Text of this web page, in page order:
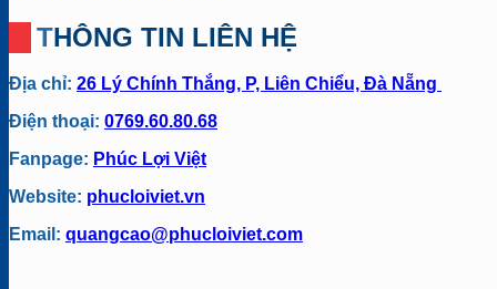
THÔNG TIN LIÊN HỆ
Địa chỉ: 26 Lý Chính Thắng, P, Liên Chiểu, Đà Nẵng
Điện thoại: 0769.60.80.68
Fanpage: Phúc Lợi Việt
Website: phucloiviet.vn
Email: quangcao@phucloiviet.com